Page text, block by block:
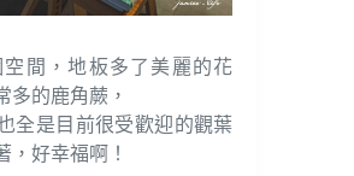
間，地板多了美麗的花
多的鹿角蕨，
全是目前很受歡迎的觀葉
，好幸福啊！